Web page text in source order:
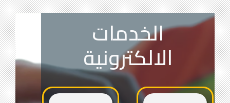
الخدمات
الالكترونية